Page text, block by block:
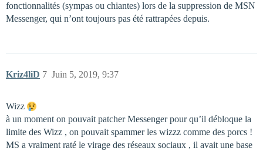
fonctionnalités (sympas ou chiantes) lors de la suppression de MSN
Messenger, qui n’ont toujours pas été rattrapées depuis.
Kriz4liD Juin 5, 2019, 9:37
7
Wizz
à un moment on pouvait patcher Messenger pour qu’il débloque la
limite des Wizz , on pouvait spammer les wizzz comme des porcs !
MS a vraiment raté le virage des réseaux sociaux , il avait une base